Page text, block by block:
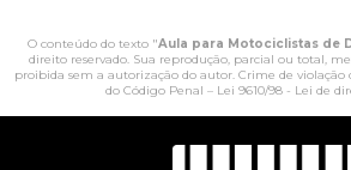
O conteúdo do texto "Aula para Motociclistas de
direito reservado. Sua reprodução, parcial ou total,
proibida sem a autorização do autor. Crime de violação
do Código Penal – Lei 9610/98 - Lei de